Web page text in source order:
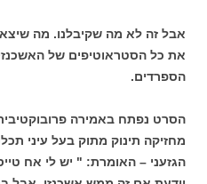
אבל זה לא מה שקיבלנו. מה
את כל הסטראוטיפים של
הספרדים.
הסרט נפתח באמירה
מחזיקה תינוק מתוק בעל עיני
הגזעני – האומרת: " יש לי אח